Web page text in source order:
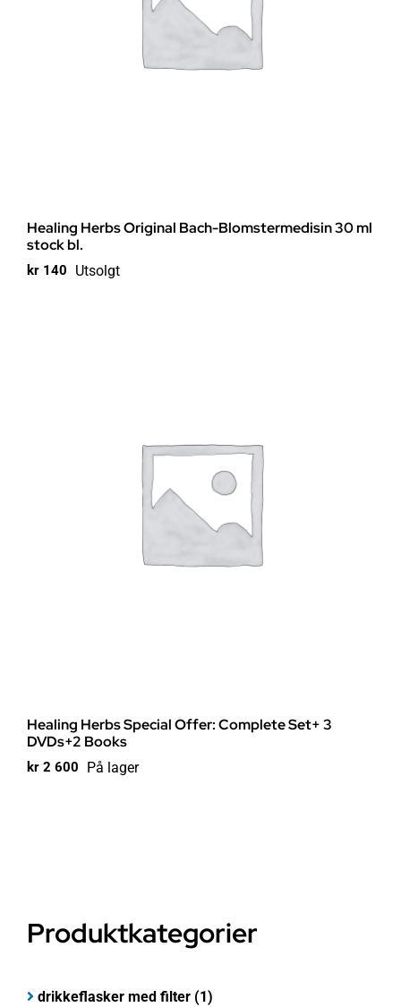
Healing Herbs Original Bach-Blomstermedisin 30 ml
stock bl.
kr 140 Utsolgt
Healing Herbs Special Offer: Complete Set+ 3
DVDs+2 Books
kr 2 600 På lager
Produktkategorier
drikkeflasker med filter (1)